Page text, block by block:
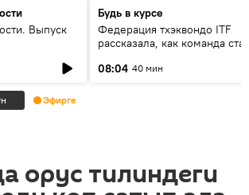
Выпуск
Будь в курсе
Федерация тхэквондо ITF
рассказала, как команда
08:04 40 мин
Эфирге
орус тилиндеги